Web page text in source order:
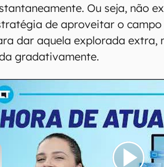
Ou seja, não
de aproveitar o
dar aquela explorada extra,
gradativamente.